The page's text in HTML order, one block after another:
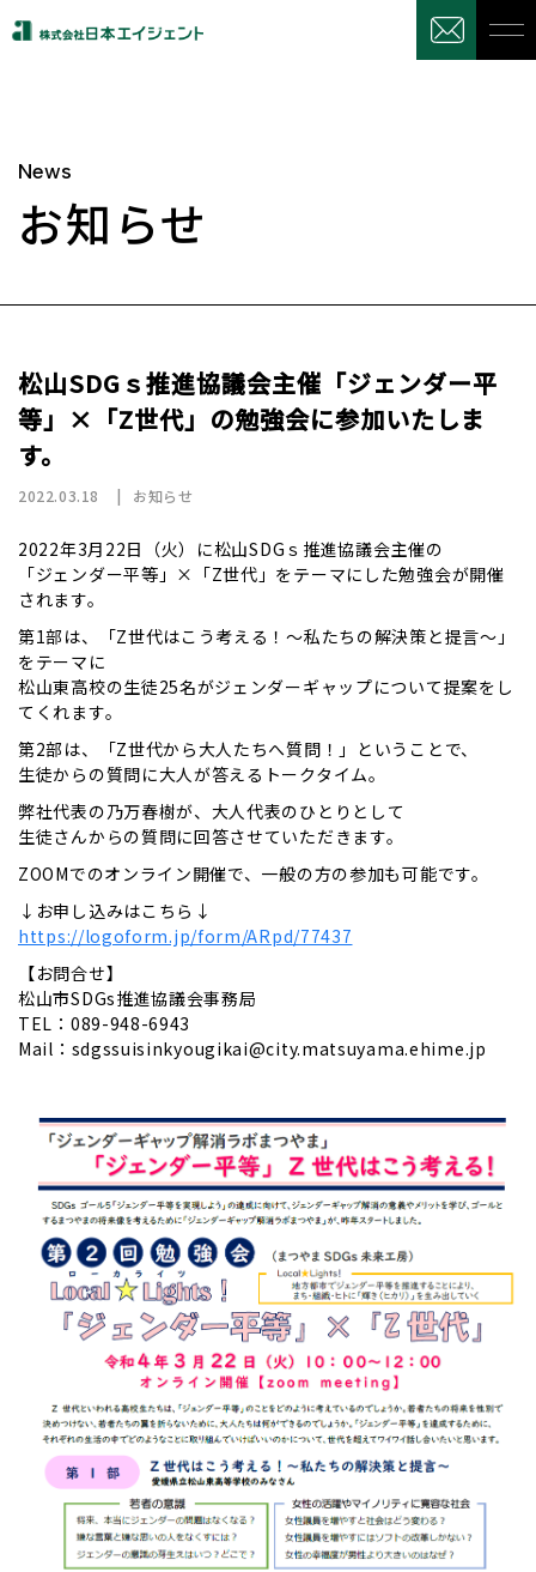
News
お知らせ
松山SDGｓ推進協議会主催「ジェンダー平
等」×「Z世代」の勉強会に参加いたしま
す。
2022.03.18 お知らせ
2022年3月22日（火）に松山SDGｓ推進協議会主催の
「ジェンダー平等」×「Z世代」をテーマにした勉強会が開催
されます。
第1部は、「Z世代はこう考える！～私たちの解決策と提言～」
をテーマに
松山東高校の生徒25名がジェンダーギャップについて提案をし
てくれます。
第2部は、「Z世代から大人たちへ質問！」ということで、
生徒からの質問に大人が答えるトークタイム。
弊社代表の乃万春樹が、大人代表のひとりとして
生徒さんからの質問に回答させていただきます。
ZOOMでのオンライン開催で、一般の方の参加も可能です。
↓お申し込みはこちら↓
https://logoform.jp/form/ARpd/77437
【お問合せ】
松山市SDGs推進協議会事務局
TEL：089-948-6943
Mail：sdgssuisinkyougikai@city.matsuyama.ehime.jp